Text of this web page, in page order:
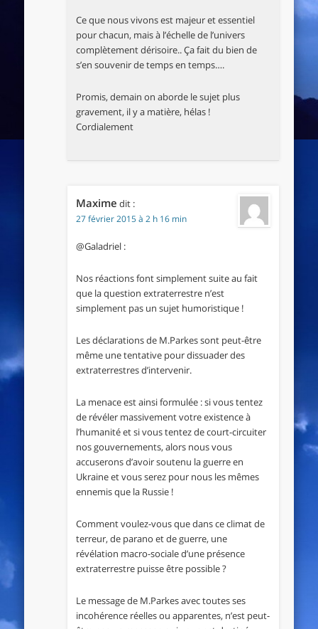
Ce que nous vivons est majeur et essentiel
pour chacun, mais à l’échelle de l’univers
complètement dérisoire.. Ça fait du bien de
s’en souvenir de temps en temps….
Promis, demain on aborde le sujet plus
gravement, il y a matière, hélas !
Cordialement
Maxime dit :
27 février 2015 à 2 h 16 min
@Galadriel :
Nos réactions font simplement suite au fait
que la question extraterrestre n’est
simplement pas un sujet humoristique !
Les déclarations de M.Parkes sont peut-être
même une tentative pour dissuader des
extraterrestres d’intervenir.
La menace est ainsi formulée : si vous tentez
de révéler massivement votre existence à
l’humanité et si vous tentez de court-circuiter
nos gouvernements, alors nous vous
accuserons d’avoir soutenu la guerre en
Ukraine et vous serez pour nous les mêmes
ennemis que la Russie !
Comment voulez-vous que dans ce climat de
terreur, de parano et de guerre, une
révélation macro-sociale d’une présence
extraterrestre puisse être possible ?
Le message de M.Parkes avec toutes ses
incohérence réelles ou apparentes, n’est peut-